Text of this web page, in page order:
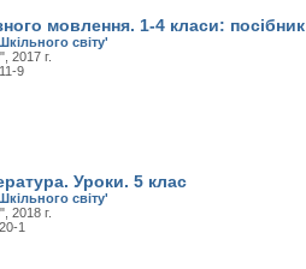
мовлення. 1-4 класи: посібник
світу'
2017 г.
9
Уроки. 5 клас
світу'
2018 г.
1